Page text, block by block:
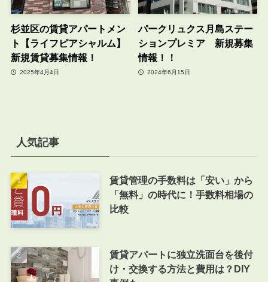
杉並区の賃貸アパートメン
ト【ライフピアシャルム】
新規賃貸募集情報！
2025年4月4日
パークリュクス月島ステー
ションプレミア 新規募集
情報！！
2024年6月15日
人気記事
賃貸管理の手数料は「安い」から
「無料」の時代に！手数料相場の
比較
賃貸アパートに独立洗面台を後付
け・交換する方法と費用は？DIY